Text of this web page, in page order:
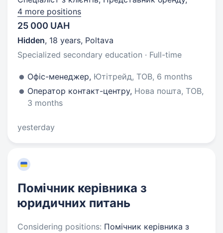
4 more positions
25 000 UAH
Hidden, 18 years, Poltava
Specialized secondary education · Full-time
Офіс-менеджер, Ютітрейд, ТОВ, 6 months
Оператор контакт-центру, Нова пошта, ТОВ,
3 months
yesterday
Помічник керівника з
юридичних питань
Considering positions: Помічник керівника з